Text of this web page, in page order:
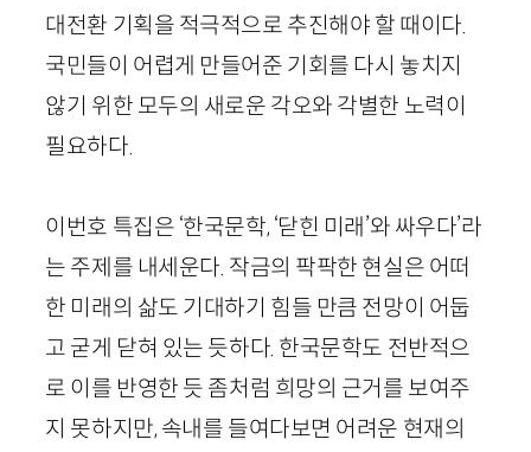
대전환 기획을 적극적으로 추진해야 할 때이다.
국민들이 어렵게 만들어준 기회를 다시 놓치지
않기 위한 모두의 새로운 각오와 각별한 노력이
필요하다.
이번호 특집은 ‘한국문학, ‘닫힌 미래’와 싸우다’라
는 주제를 내세운다. 작금의 팍팍한 현실은 어떠
한 미래의 삶도 기대하기 힘들 만큼 전망이 어둡
고 굳게 닫혀 있는 듯하다. 한국문학도 전반적으
로 이를 반영한 듯 좀처럼 희망의 근거를 보여주
지 못하지만, 속내를 들여다보면 어려운 현재의